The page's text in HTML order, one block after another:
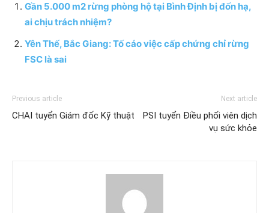
Gần 5.000 m2 rừng phòng hộ tại Bình Định bị đốn hạ,
ai chịu trách nhiệm?
Yên Thế, Bắc Giang: Tố cáo việc cấp chứng chỉ rừng
FSC là sai
Previous article
CHAI tuyển Giám đốc Kỹ thuật
Next article
PSI tuyển Điều phối viên dịch
vụ sức khỏe